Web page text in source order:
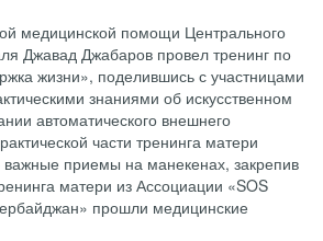
медицинской помощи Центрального
Джавад Джабаров провел тренинг по
жизни», поделившись с участницами
знаниями об искусственном
автоматического внешнего
части тренинга матери
важные приемы на манекенах, закрепив
матери из Ассоциации «SOS
прошли медицинские